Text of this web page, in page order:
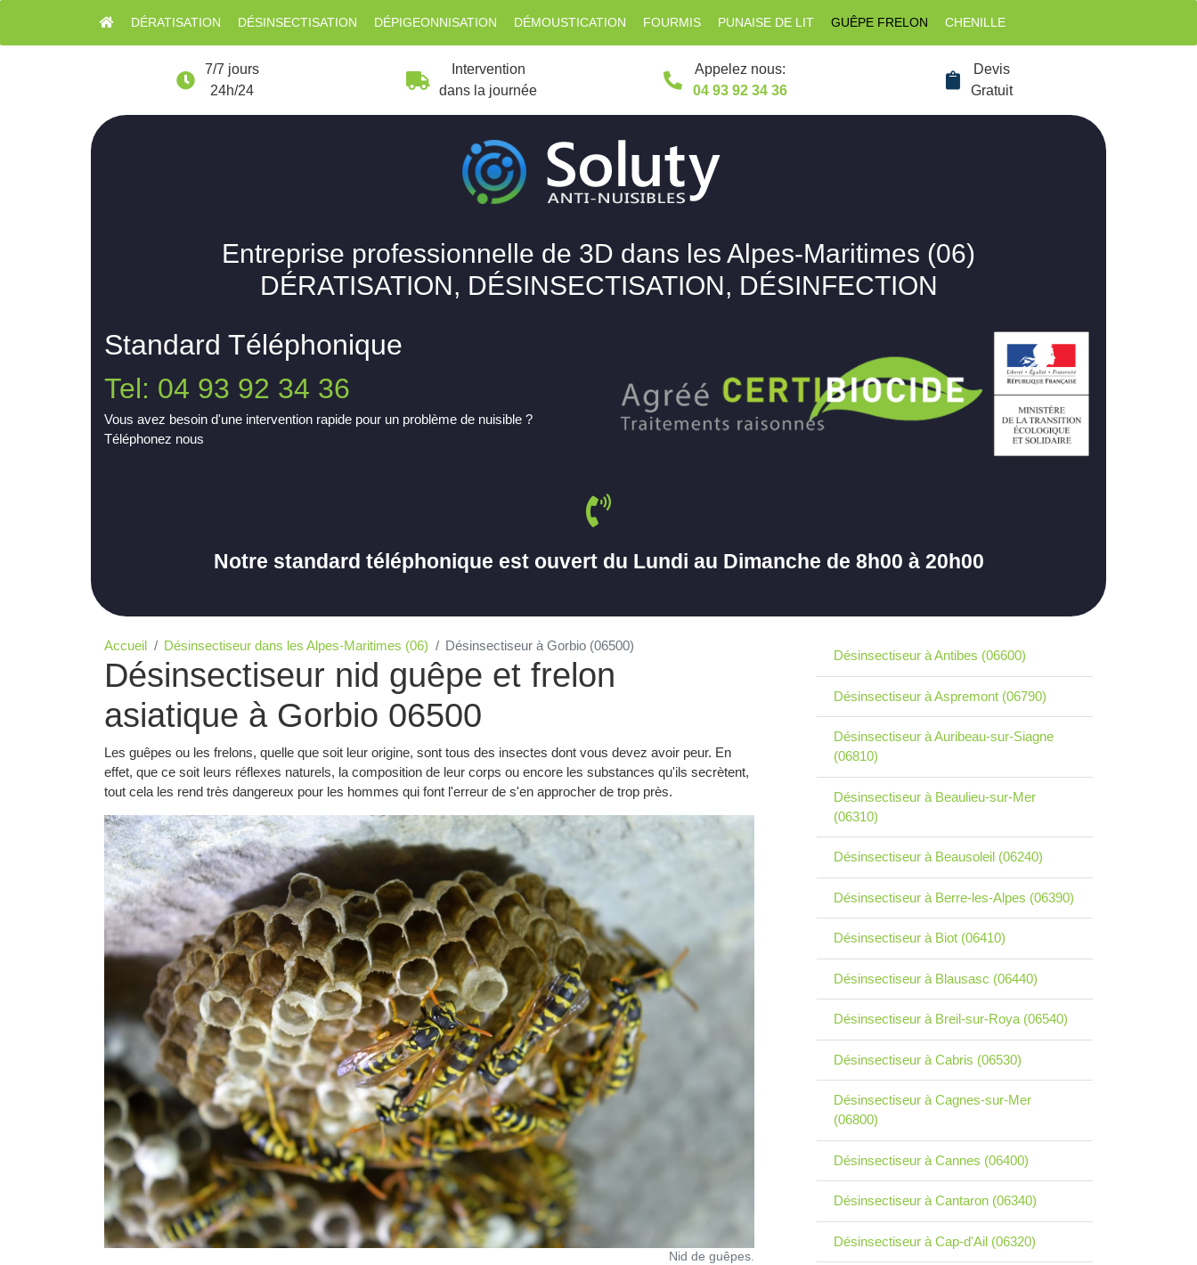
DÉRATISATION DÉSINSECTISATION DÉPIGEONNISATION DÉMOUSTICATION FOURMIS PUNAISE DE LIT GUÊPE FRELON CHENILLE
7/7 jours
24h/24
Intervention
dans la journée
Appelez nous:
04 93 92 34 36
Devis
Gratuit
Entreprise professionnelle de 3D dans les Alpes-Maritimes (06)
DÉRATISATION, DÉSINSECTISATION, DÉSINFECTION
Standard Téléphonique
Tel: 04 93 92 34 36
Vous avez besoin d'une intervention rapide pour un problème de nuisible ?
Téléphonez nous
Notre standard téléphonique est ouvert du Lundi au Dimanche de 8h00 à 20h00
Accueil Désinsectiseur dans les Alpes-Maritimes (06) Désinsectiseur à Gorbio (06500)
Désinsectiseur nid guêpe et frelon
asiatique à Gorbio 06500
Les guêpes ou les frelons, quelle que soit leur origine, sont tous des insectes dont vous devez avoir peur. En
effet, que ce soit leurs réflexes naturels, la composition de leur corps ou encore les substances qu'ils secrètent,
tout cela les rend très dangereux pour les hommes qui font l'erreur de s'en approcher de trop près.
Nid de guêpes.
Désinsectiseur à Antibes (06600)
Désinsectiseur à Aspremont (06790)
Désinsectiseur à Auribeau-sur-Siagne
(06810)
Désinsectiseur à Beaulieu-sur-Mer
(06310)
Désinsectiseur à Beausoleil (06240)
Désinsectiseur à Berre-les-Alpes (06390)
Désinsectiseur à Biot (06410)
Désinsectiseur à Blausasc (06440)
Désinsectiseur à Breil-sur-Roya (06540)
Désinsectiseur à Cabris (06530)
Désinsectiseur à Cagnes-sur-Mer
(06800)
Désinsectiseur à Cannes (06400)
Désinsectiseur à Cantaron (06340)
Désinsectiseur à Cap-d'Ail (06320)